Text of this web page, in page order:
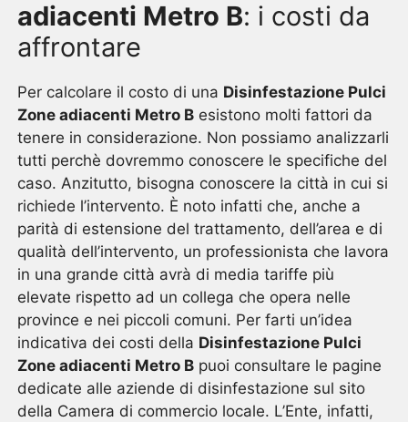
adiacenti Metro B: i costi da
affrontare
Per calcolare il costo di una Disinfestazione Pulci
Zone adiacenti Metro B esistono molti fattori da
tenere in considerazione. Non possiamo analizzarli
tutti perchè dovremmo conoscere le specifiche del
caso. Anzitutto, bisogna conoscere la città in cui si
richiede l’intervento. È noto infatti che, anche a
parità di estensione del trattamento, dell’area e di
qualità dell’intervento, un professionista che lavora
in una grande città avrà di media tariffe più
elevate rispetto ad un collega che opera nelle
province e nei piccoli comuni. Per farti un’idea
indicativa dei costi della Disinfestazione Pulci
Zone adiacenti Metro B puoi consultare le pagine
dedicate alle aziende di disinfestazione sul sito
della Camera di commercio locale. L’Ente, infatti,